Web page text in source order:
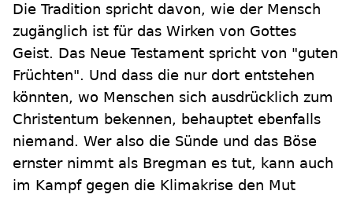
Die Tradition spricht davon, wie der Mensch
zugänglich ist für das Wirken von Gottes
Geist. Das Neue Testament spricht von "guten
Früchten". Und dass die nur dort entstehen
könnten, wo Menschen sich ausdrücklich zum
Christentum bekennen, behauptet ebenfalls
niemand. Wer also die Sünde und das Böse
ernster nimmt als Bregman es tut, kann auch
im Kampf gegen die Klimakrise den Mut